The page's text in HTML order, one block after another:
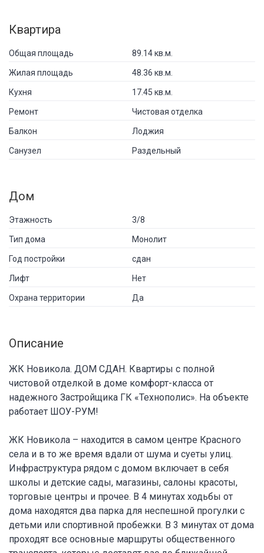
Квартира
Общая площадь 89.14 кв.м.
Жилая площадь 48.36 кв.м.
Кухня 17.45 кв.м.
Ремонт Чистовая отделка
Балкон Лоджия
Санузел Раздельный
Дом
Этажность 3/8
Тип дома Монолит
Год постройки сдан
Лифт Нет
Охрана территории Да
Описание
ЖК Новикола. ДОМ СДАН. Квартиры с полной
чистовой отделкой в доме комфорт-класса от
надежного Застройщика ГК «Технополис». На объекте
работает ШОУ-РУМ!
ЖК Новикола – находится в самом центре Красного
села и в то же время вдали от шума и суеты улиц.
Инфраструктура рядом с домом включает в себя
школы и детские сады, магазины, салоны красоты,
торговые центры и прочее. В 4 минутах ходьбы от
дома находятся два парка для неспешной прогулки с
детьми или спортивной пробежки. В 3 минутах от дома
проходят все основные маршруты общественного